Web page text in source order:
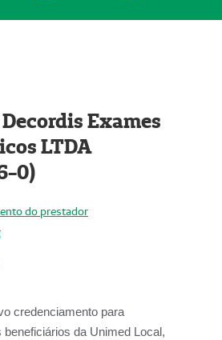
Exames
LTDA
0)
do prestador
credenciamento para
beneficiários da Unimed Local,